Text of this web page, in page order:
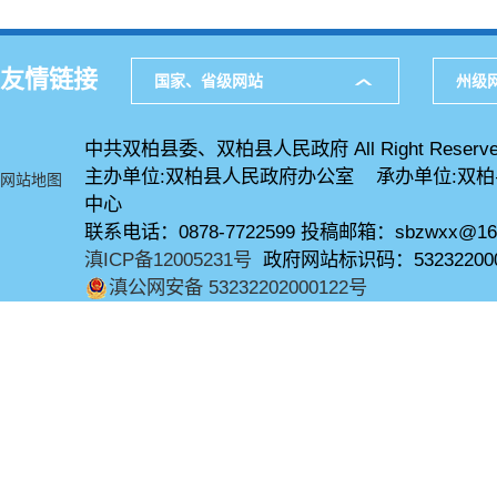
友情链接 国家、省级网站 州级
网站地图
中共双柏县委、双柏县人民政府 All Right
主办单位:双柏县人民政府办公室 承办单位:双
中心
联系电话：0878-7722599 投稿邮箱：
滇ICP备12005231号 政府网站标识码：
滇公网安备 53232202000122号